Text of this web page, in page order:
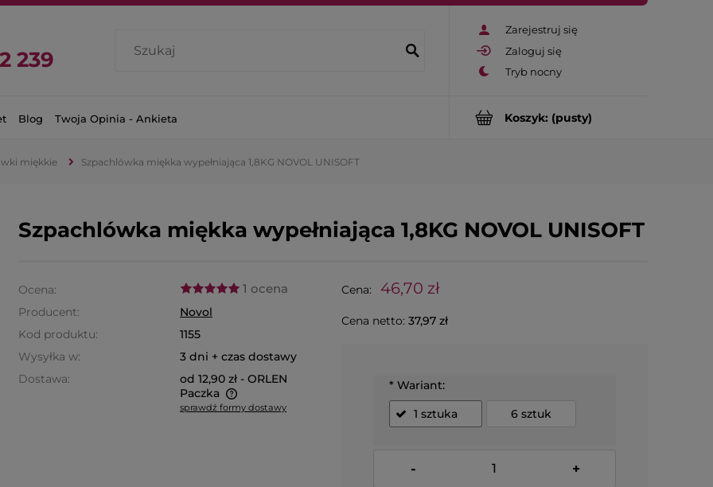
Zarejestruj się
Zaloguj się
239
Koszyk: (pusty)
Blog Twoja Opinia - Ankieta
miękkie Szpachlówka miękka wypełniająca 1,8KG NOVOL UNISOFT
Szpachlówka miękka wypełniająca 1,8KG NOVOL UNISOFT
Ocena: 1 ocena
Producent:
Novol
Kod produktu:
1155
Wysyłka w:
3 dni + czas dostawy
Dostawa:
od 12,90 zł - ORLEN
Paczka
sprawdź formy dostawy
Cena: 46,70 zł
Cena netto: 37,97 zł
* Wariant:
1 sztuka
6 sztuk
- +